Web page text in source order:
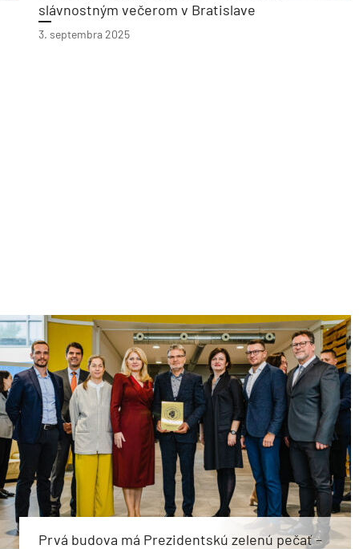
slávnostným večerom v Bratislave
3. septembra 2025
Prvá budova má Prezidentskú zelenú pečať –